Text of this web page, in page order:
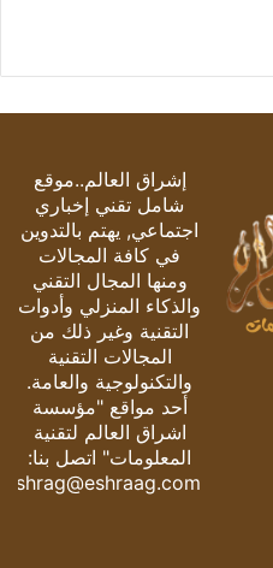
إشراق العالم..موقع
شامل تقني إخباري
اجتماعي, يهتم بالتدوين
في كافة المجالات
ومنها المجال التقني
والذكاء المنزلي وأدوات
التقنية وغير ذلك من
المجالات التقنية
والتكنولوجية والعامة.
أحد مواقع "مؤسسة
اشراق العالم لتقنية
المعلومات" اتصل بنا:
eshrag@eshraag.com